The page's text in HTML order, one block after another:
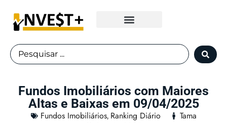
Fundos Imobiliários com Maiores
Altas e Baixas em 09/04/2025
Fundos Imobiliários, Ranking Diário
Tama